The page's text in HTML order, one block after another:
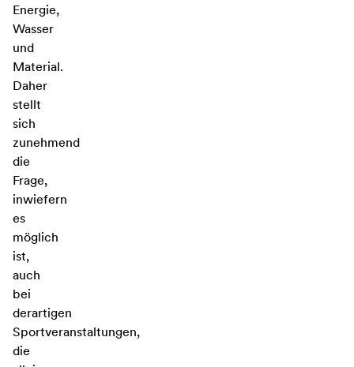
Energie,
Wasser
und
Material.
Daher
stellt
sich
zunehmend
die
Frage,
inwiefern
es
möglich
ist,
auch
bei
derartigen
Sportveranstaltungen,
die